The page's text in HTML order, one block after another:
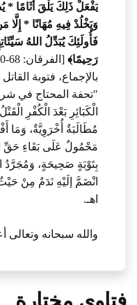
يَفْعَلْ ذَلِكَ يَلْقَ أَثَامًا *
وَيَخْلُدْ فِيهِ مُهَانًا *
فَأُولَئِكَ يُبَدِّلُ اللهُ
رَحِيمًا﴾
بالإجماع، فتوبة
الْكَبَائِرِ بَعْدَ الْكُفْرِ
مُطَالَبَةٌ أُخْرَوِيَّةٌ، وَمَا
مَحْمُولٌ عَلَى بَقَاءِ حَقِّ
بِتَوْبَةٍ صَحِيحَةٍ، وَمُجَرَّدُ
انْضَمَّ إلَيْهِ نَدَمٌ مِنْ
اهـ.
والله سبحانه وتعالى